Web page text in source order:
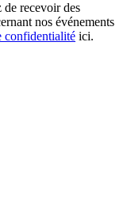
recevoir des
nos événements
confidentialité ici.